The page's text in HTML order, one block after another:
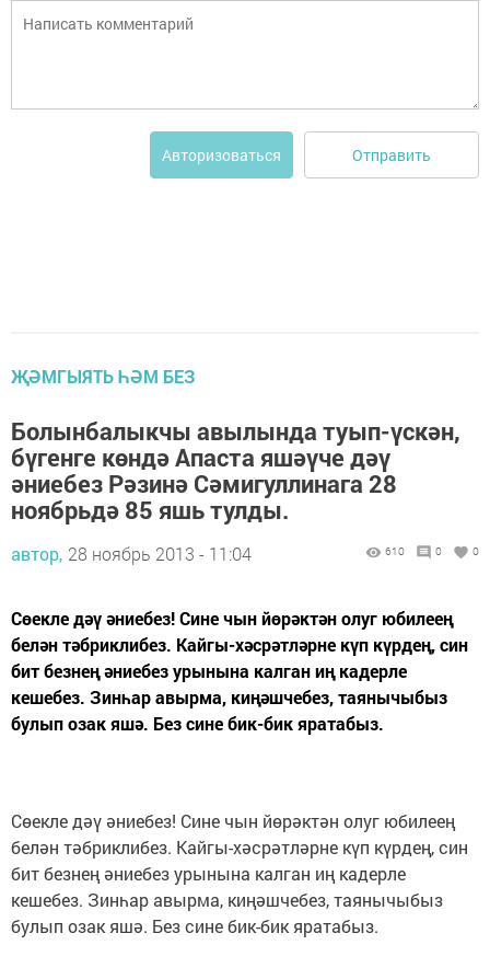
Авторизоваться Отправить
ҖӘМГЫЯТЬ ҺӘМ БЕЗ
Болынбалыкчы авылында туып-үскән,
бүгенге көндә Апаста яшәүче дәү
әниебез Рәзинә Сәмигуллинага 28
ноябрьдә 85 яшь тулды.
автор, 28 ноябрь 2013 - 11:04 610 0 0
Сөекле дәү әниебез! Сине чын йөрәктән олуг юбилеең
белән тәбриклибез. Кайгы-хәсрәтләрне күп күрдең, син
бит безнең әниебез урынына калган иң кадерле
кешебез. Зинһар авырма, киңәшчебез, таянычыбыз
булып озак яшә. Без сине бик-бик яратабыз.
Сөекле дәү әниебез! Сине чын йөрәктән олуг юбилеең
белән тәбриклибез. Кайгы-хәсрәтләрне күп күрдең, син
бит безнең әниебез урынына калган иң кадерле
кешебез. Зинһар авырма, киңәшчебез, таянычыбыз
булып озак яшә. Без сине бик-бик яратабыз.